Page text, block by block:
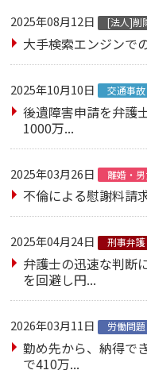
2025年08月12日 [法人]削
大手検索エンジンで
2025年10月10日 交通事故
後遺障害申請を弁護
1000万...
2025年03月26日 離婚・
不倫による慰謝料請
2025年04月24日 刑事弁
弁護士の迅速な判断
を回避し円...
2026年03月11日 労働問題
勤め先から、納得で
で410万...